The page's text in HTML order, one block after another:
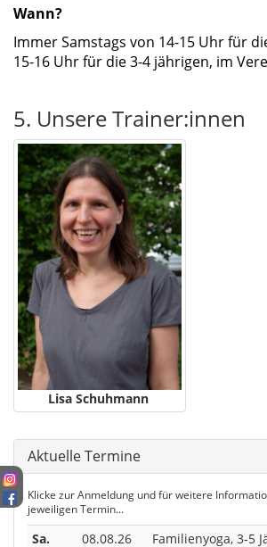
Wann?
Immer Samstags von 14-15 Uhr für
15-16 Uhr für die 3-4 jährigen, im
5. Unsere Trainer:innen
Lisa Schuhmann
Aktuelle Termine
Klicke zur Anmeldung und für weitere
jeweiligen Termin...
Sa. 08.08.26 Familienyoga, 3-5